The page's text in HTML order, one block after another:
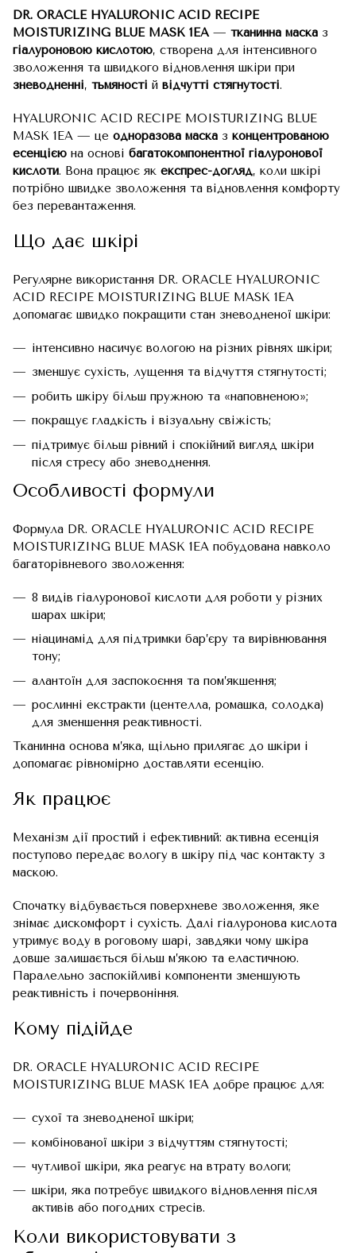
DR. ORACLE HYALURONIC ACID RECIPE
MOISTURIZING BLUE MASK 1EA— тканинна маска з
гіалуроновою кислотою, створена для інтенсивного
зволоження та швидкого відновлення шкіри при
зневодненні, тьмяності й відчутті стягнутості.
HYALURONIC ACID RECIPE MOISTURIZING BLUE
MASK 1EA — це одноразова маска з концентрованою
есенцією на основі багатокомпонентної гіалуронової
кислоти. Вона працює як експрес-догляд, коли шкірі
потрібно швидке зволоження та відновлення комфорту
без перевантаження.
Що дає шкірі
Регулярне використання DR. ORACLE HYALURONIC
ACID RECIPE MOISTURIZING BLUE MASK 1EA
допомагає швидко покращити стан зневодненої шкіри:
інтенсивно насичує вологою на різних рівнях шкіри;
зменшує сухість, лущення та відчуття стягнутості;
робить шкіру більш пружною та «наповненою»;
покращує гладкість і візуальну свіжість;
підтримує більш рівний і спокійний вигляд шкіри
після стресу або зневоднення.
Особливості формули
Формула DR. ORACLE HYALURONIC ACID RECIPE
MOISTURIZING BLUE MASK 1EA побудована навколо
багаторівневого зволоження:
8 видів гіалуронової кислоти для роботи у різних
шарах шкіри;
ніацинамід для підтримки бар’єру та вирівнювання
тону;
алантоїн для заспокоєння та пом’якшення;
рослинні екстракти (центелла, ромашка, солодка)
для зменшення реактивності.
Тканинна основа м’яка, щільно прилягає до шкіри і
допомагає рівномірно доставляти есенцію.
Як працює
Механізм дії простий і ефективний: активна есенція
поступово передає вологу в шкіру під час контакту з
маскою.
Спочатку відбувається поверхневе зволоження, яке
знімає дискомфорт і сухість. Далі гіалуронова кислота
утримує воду в роговому шарі, завдяки чому шкіра
довше залишається більш м’якою та еластичною.
Паралельно заспокійливі компоненти зменшують
реактивність і почервоніння.
Кому підійде
DR. ORACLE HYALURONIC ACID RECIPE
MOISTURIZING BLUE MASK 1EA добре працює для:
сухої та зневодненої шкіри;
комбінованої шкіри з відчуттям стягнутості;
чутливої шкіри, яка реагує на втрату вологи;
шкіри, яка потребує швидкого відновлення після
активів або погодних стресів.
Коли використовувати з